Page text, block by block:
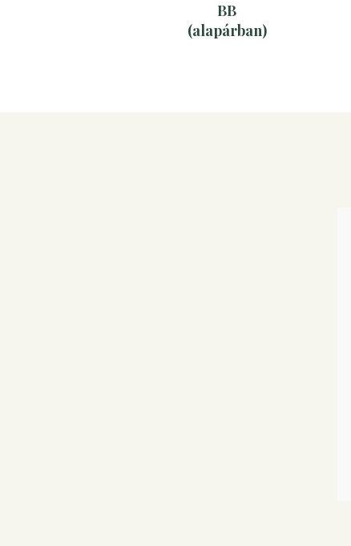
BB
(alapárban)